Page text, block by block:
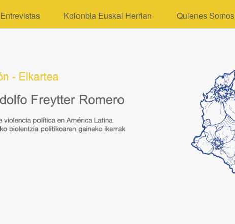
Entrevistas Kolonbia Euskal Herrian Quienes Somos